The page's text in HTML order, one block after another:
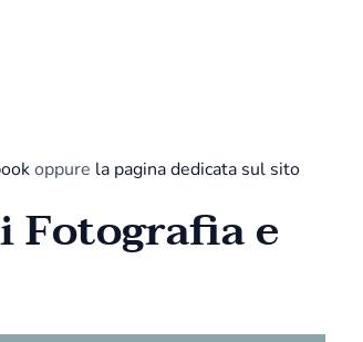
oppure la pagina dedicata sul sito
e